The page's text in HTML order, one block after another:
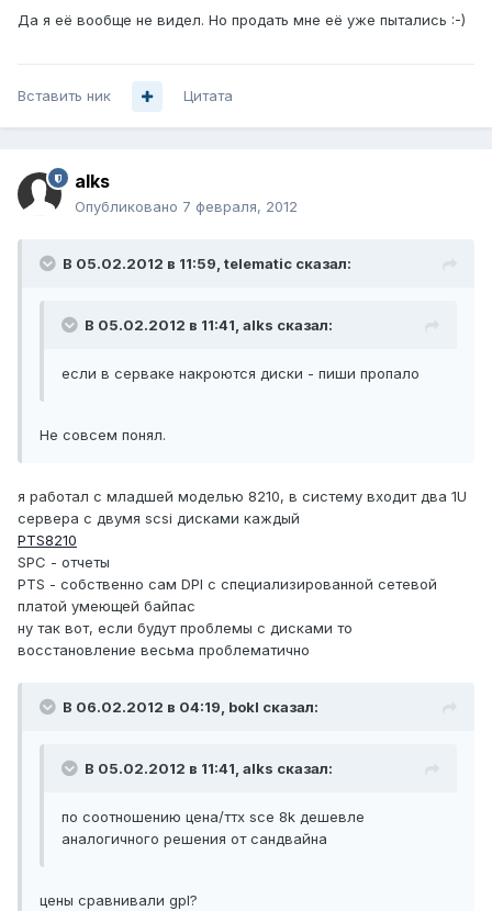
Да я её вообще не видел. Но продать мне её уже пытались :-)
Вставить ник Цитата
alks
Опубликовано 7 февраля, 2012
В 05.02.2012 в 11:59, telematic сказал:
В 05.02.2012 в 11:41, alks сказал:
если в серваке накроются диски - пиши пропало
Не совсем понял.
я работал с младшей моделью 8210, в систему входит два 1U
сервера с двумя scsi дисками каждый
PTS8210
SPC - отчеты
PTS - собственно сам DPI с специализированной сетевой
платой умеющей байпас
ну так вот, если будут проблемы с дисками то
восстановление весьма проблематично
В 06.02.2012 в 04:19, bokl сказал:
В 05.02.2012 в 11:41, alks сказал:
по соотношению цена/ттх sce 8k дешевле
аналогичного решения от сандвайна
цены сравнивали gpl?